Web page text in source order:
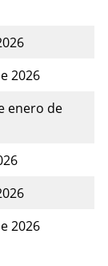
2026
enero de
2026